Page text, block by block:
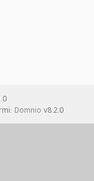
Domnio v8.2.0